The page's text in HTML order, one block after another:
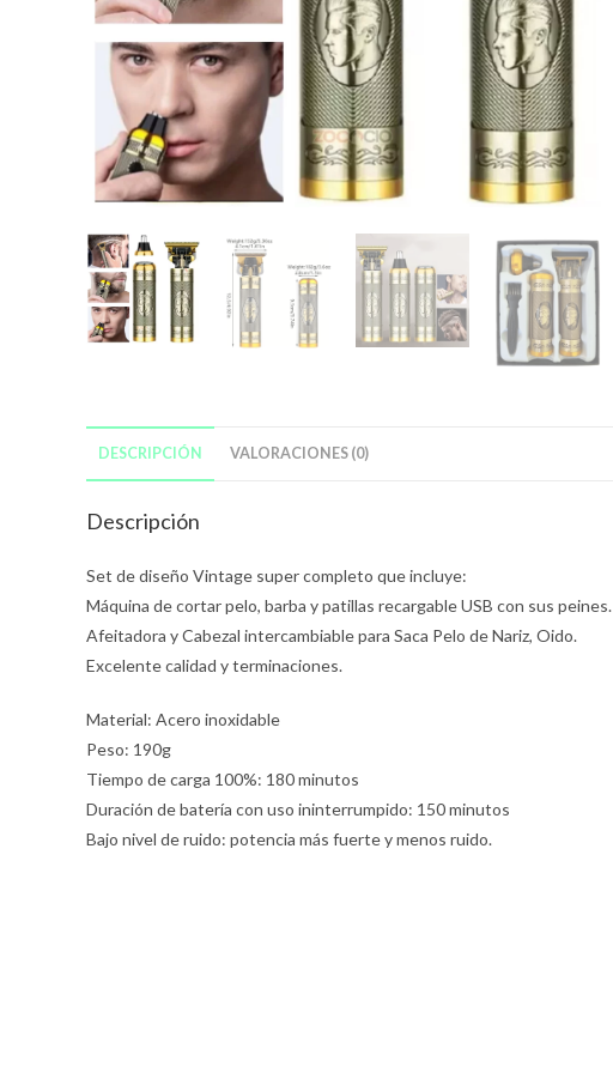
DESCRIPCIÓN VALORACIONES (0)
Descripción
Set de diseño Vintage super completo que incluye:
Máquina de cortar pelo, barba y patillas recargable USB con sus peines.
Afeitadora y Cabezal intercambiable para Saca Pelo de Nariz, Oido.
Excelente calidad y terminaciones.
Material: Acero inoxidable
Peso: 190g
Tiempo de carga 100%: 180 minutos
Duración de batería con uso ininterrumpido: 150 minutos
Bajo nivel de ruido: potencia más fuerte y menos ruido.